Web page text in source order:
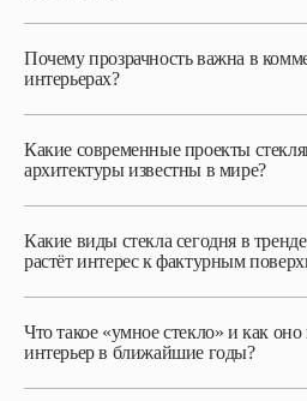
Почему прозрачность важна в
интерьерах?
Какие современные проекты
архитектуры известны в мире?
Какие виды стекла сегодня в
растёт интерес к фактурным
Что такое «умное стекло» и как
интерьер в ближайшие годы?